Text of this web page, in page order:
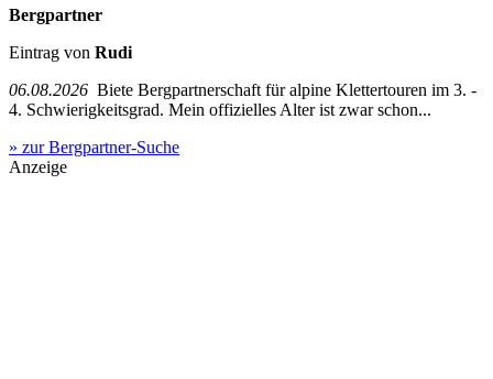
Bergpartner
Eintrag von Rudi
06.08.2026 Biete Bergpartnerschaft für alpine Klettertouren im 3. -
4. Schwierigkeitsgrad. Mein offizielles Alter ist zwar schon...
» zur Bergpartner-Suche
Anzeige